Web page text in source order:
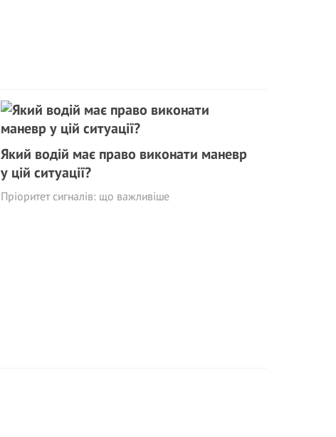
Який водій має право виконати маневр
у цій ситуації?
Пріоритет сигналів: що важливіше